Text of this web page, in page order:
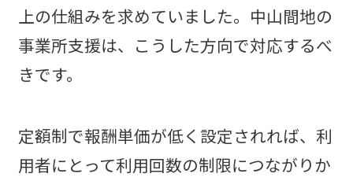
上の仕組みを求めていました。中山間地の
事業所支援は、こうした方向で対応するべ
きです。
定額制で報酬単価が低く設定されれば、利
用者にとって利用回数の制限につながりか